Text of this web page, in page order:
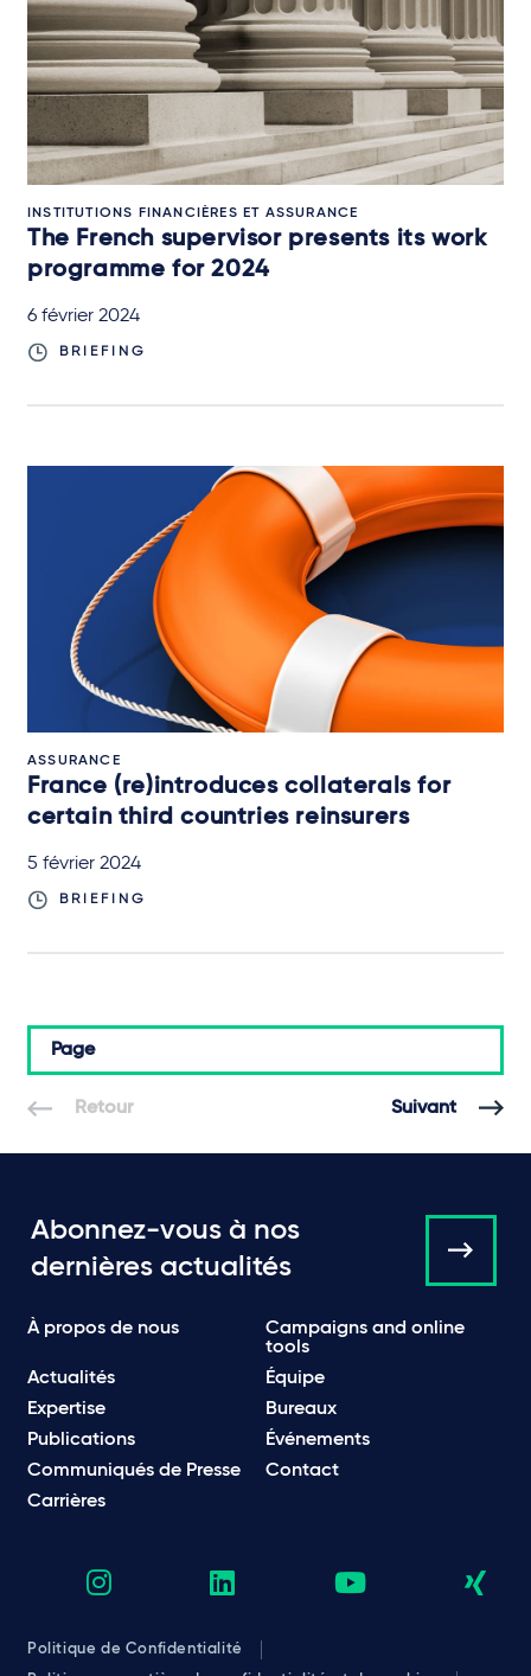
INSTITUTIONS FINANCIÈRES ET ASSURANCE
The French supervisor presents its work
programme for 2024
6 février 2024
BRIEFING
ASSURANCE
France (re)introduces collaterals for
certain third countries reinsurers
5 février 2024
BRIEFING
Page
Retour Suivant
Abonnez-vous à nos
dernières actualités
À propos de nous
Campaigns and online
tools
Actualités
Équipe
Expertise
Bureaux
Publications
Événements
Communiqués de Presse
Contact
Carrières
Politique de Confidentialité